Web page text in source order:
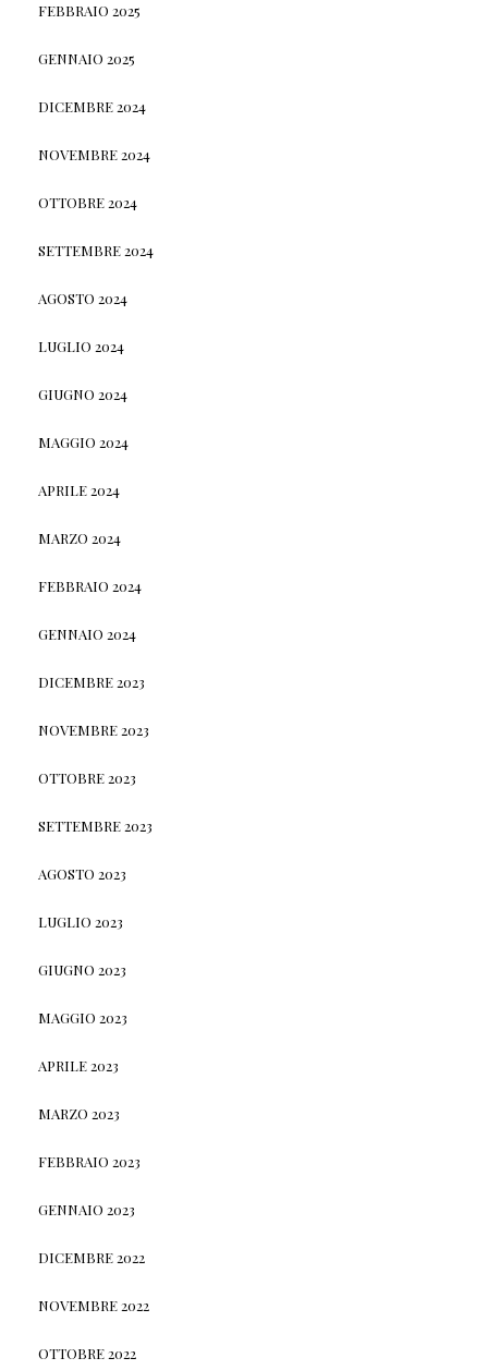
FEBBRAIO 2025
GENNAIO 2025
DICEMBRE 2024
NOVEMBRE 2024
OTTOBRE 2024
SETTEMBRE 2024
AGOSTO 2024
LUGLIO 2024
GIUGNO 2024
MAGGIO 2024
APRILE 2024
MARZO 2024
FEBBRAIO 2024
GENNAIO 2024
DICEMBRE 2023
NOVEMBRE 2023
OTTOBRE 2023
SETTEMBRE 2023
AGOSTO 2023
LUGLIO 2023
GIUGNO 2023
MAGGIO 2023
APRILE 2023
MARZO 2023
FEBBRAIO 2023
GENNAIO 2023
DICEMBRE 2022
NOVEMBRE 2022
OTTOBRE 2022